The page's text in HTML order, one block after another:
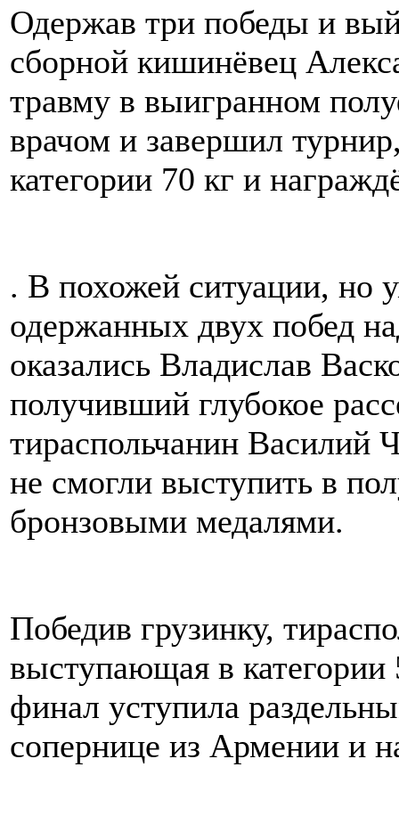
Одержав три победы и
сборной кишинёвец
травму в выигранном
врачом и завершил
категории 70 кг и
. В похожей ситуации, но
одержанных двух побед
оказались Владислав
получивший глубокое
тираспольчанин Василий
не смогли выступить в
бронзовыми медалями.
Победив грузинку,
выступающая в
финал уступила
сопернице из Армении и